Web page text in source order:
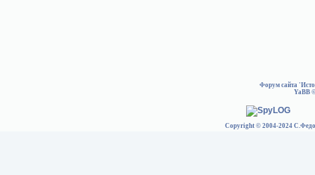
Форум сайта
YaBB
Copyright © 2004-2024